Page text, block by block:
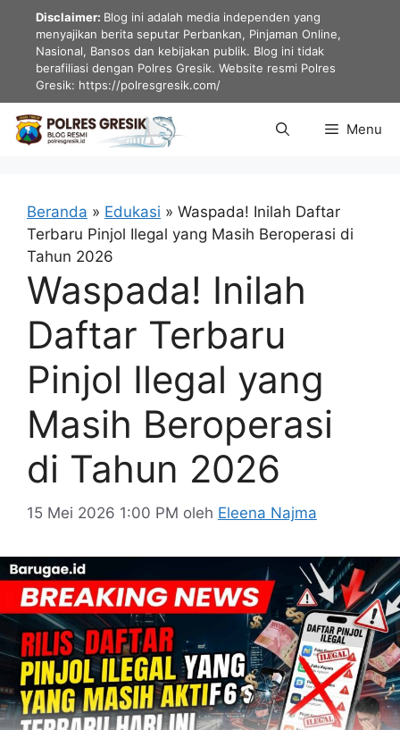
LangsungDisclaimer: Blog ini adalah media independen yang
menyajikan berita seputar Perbankan, Pinjaman Online,
Nasional, Bansos dan kebijakan publik. Blog ini tidak
berafiliasi dengan Polres Gresik. Website resmi Polres
Gresik: https://polresgresik.com/
Menu
Beranda » Edukasi » Waspada! Inilah Daftar
Terbaru Pinjol Ilegal yang Masih Beroperasi di
Tahun 2026
Waspada! Inilah
Daftar Terbaru
Pinjol Ilegal yang
Masih Beroperasi
di Tahun 2026
15 Mei 2026 1:00 PM oleh Eleena Najma